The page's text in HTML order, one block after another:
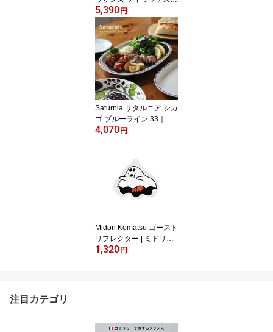
ャンドル｜Species by th
e Thousands 100%天然
アロマキャンドル エッセ
ンシャルオイル フレグラ
ンスオイル クリスマスプ
レゼント ギフト 結婚祝
い 贈りもの【SS30】
5,390 円
Saturnia サタルニア シカ
ゴ ブルーライン 33｜食
器 フラット プレート 平
ンプル ライン 33cm 磁器
おしゃれ 料理 映える楕
円 あす楽 ZAKKAWORK
4,070 円
Midori Komatsu ゴースト
リフレクター | ミドリコ
マツ ゴースト リフレク
わいい おばけ
1,320 円
注目カテゴリ